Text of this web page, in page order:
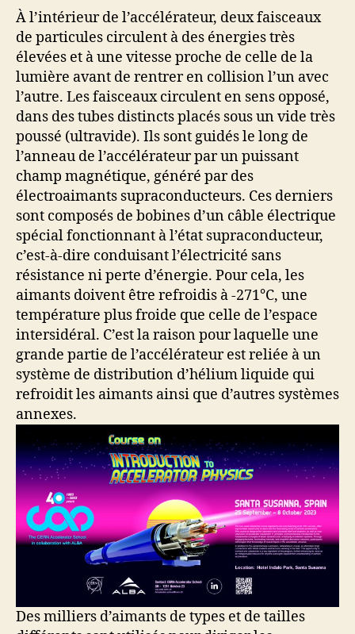
À l’intérieur de l’accélérateur, deux faisceaux
de particules circulent à des énergies très
élevées et à une vitesse proche de celle de la
lumière avant de rentrer en collision l’un avec
l’autre. Les faisceaux circulent en sens opposé,
dans des tubes distincts placés sous un vide très
poussé (ultravide). Ils sont guidés le long de
l’anneau de l’accélérateur par un puissant
champ magnétique, généré par des
électroaimants supraconducteurs. Ces derniers
sont composés de bobines d’un câble électrique
spécial fonctionnant à l’état supraconducteur,
c’est-à-dire conduisant l’électricité sans
résistance ni perte d’énergie. Pour cela, les
aimants doivent être refroidis à -271°C, une
température plus froide que celle de l’espace
intersidéral. C’est la raison pour laquelle une
grande partie de l’accélérateur est reliée à un
système de distribution d’hélium liquide qui
refroidit les aimants ainsi que d’autres systèmes
annexes.
Des milliers d’aimants de types et de tailles